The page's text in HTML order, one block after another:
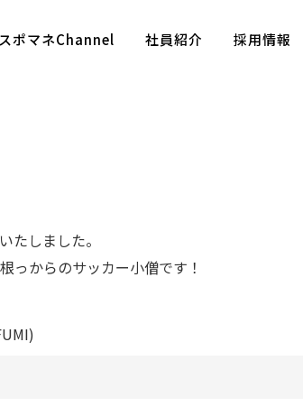
スポマネChannel 社員紹介 採用情報
たしました。
っからのサッカー小僧です！